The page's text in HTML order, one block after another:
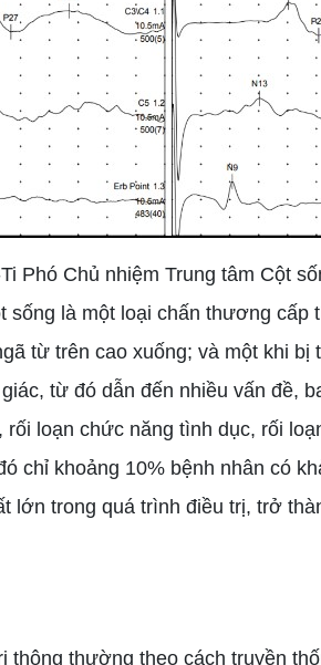
Phó Chủ nhiệm Trung tâm Cột
sống là một loại chấn thương
từ trên cao xuống; và một khi
từ đó dẫn đến nhiều vấn đề,
rối loạn chức năng tình dục, rối
chỉ khoảng 10% bệnh nhân có
lớn trong quá trình điều trị, trở
thông thường theo cách truyền